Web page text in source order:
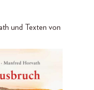
und Texten von